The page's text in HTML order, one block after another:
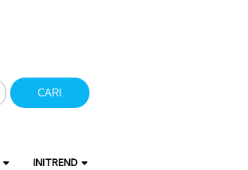
CARI
INITREND